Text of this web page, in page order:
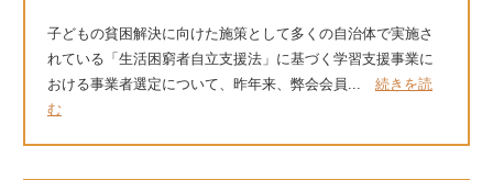
子どもの貧困解決に向けた施策として多くの自治体で実施さ
れている「生活困窮者自立支援法」に基づく学習支援事業に
おける事業者選定について、昨年来、弊会会員... 続きを読
む